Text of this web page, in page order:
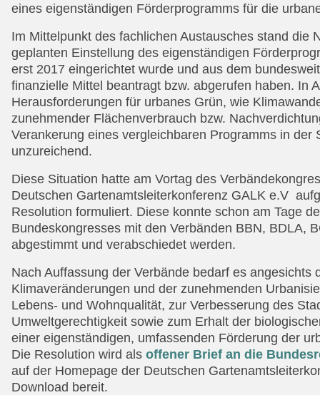
eines eigenständigen Förderprogramms für die
Im Mittelpunkt des fachlichen Austausches stand die
geplanten Einstellung des eigenständigen
erst 2017 eingerichtet wurde und aus dem
finanzielle Mittel beantragt bzw. abgerufen haben. In
Herausforderungen für urbanes Grün, wie
zunehmender Flächenverbrauch bzw.
Verankerung eines vergleichbaren Programms in der
unzureichend.
Diese Situation hatte am Vortag des
Deutschen Gartenamtsleiterkonferenz GALK e.V
Resolution formuliert. Diese konnte schon am Tage
Bundeskongresses mit den Verbänden BBN, BDLA,
abgestimmt und verabschiedet werden.
Nach Auffassung der Verbände bedarf es angesichts
Klimaveränderungen und der zunehmenden
Lebens- und Wohnqualität, zur Verbesserung des
Umweltgerechtigkeit sowie zum Erhalt der
einer eigenständigen, umfassenden Förderung der
Die Resolution wird als offener Brief an die
auf der Homepage der Deutschen
Download bereit.